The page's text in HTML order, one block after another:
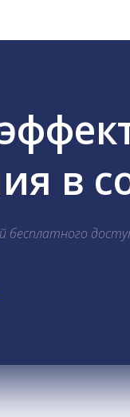
в
бесплатного